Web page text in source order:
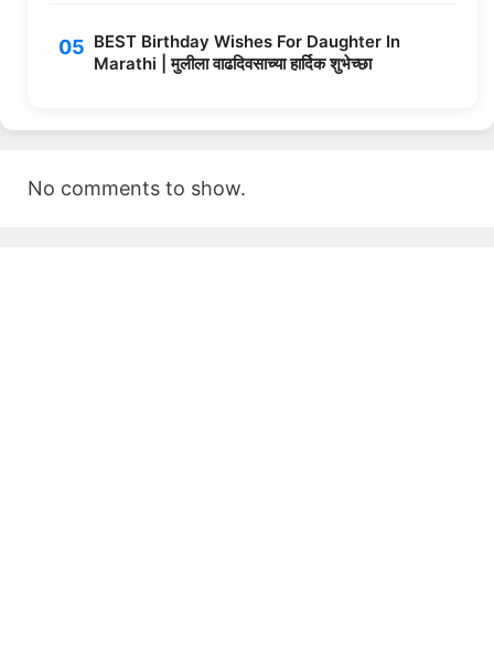
BEST Birthday Wishes For Daughter In
Marathi | मुलीला वाढदिवसाच्या हार्दिक शुभेच्छा
No comments to show.